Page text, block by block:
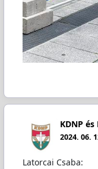
KDNP
2024. 06.
Latorcai Csaba: